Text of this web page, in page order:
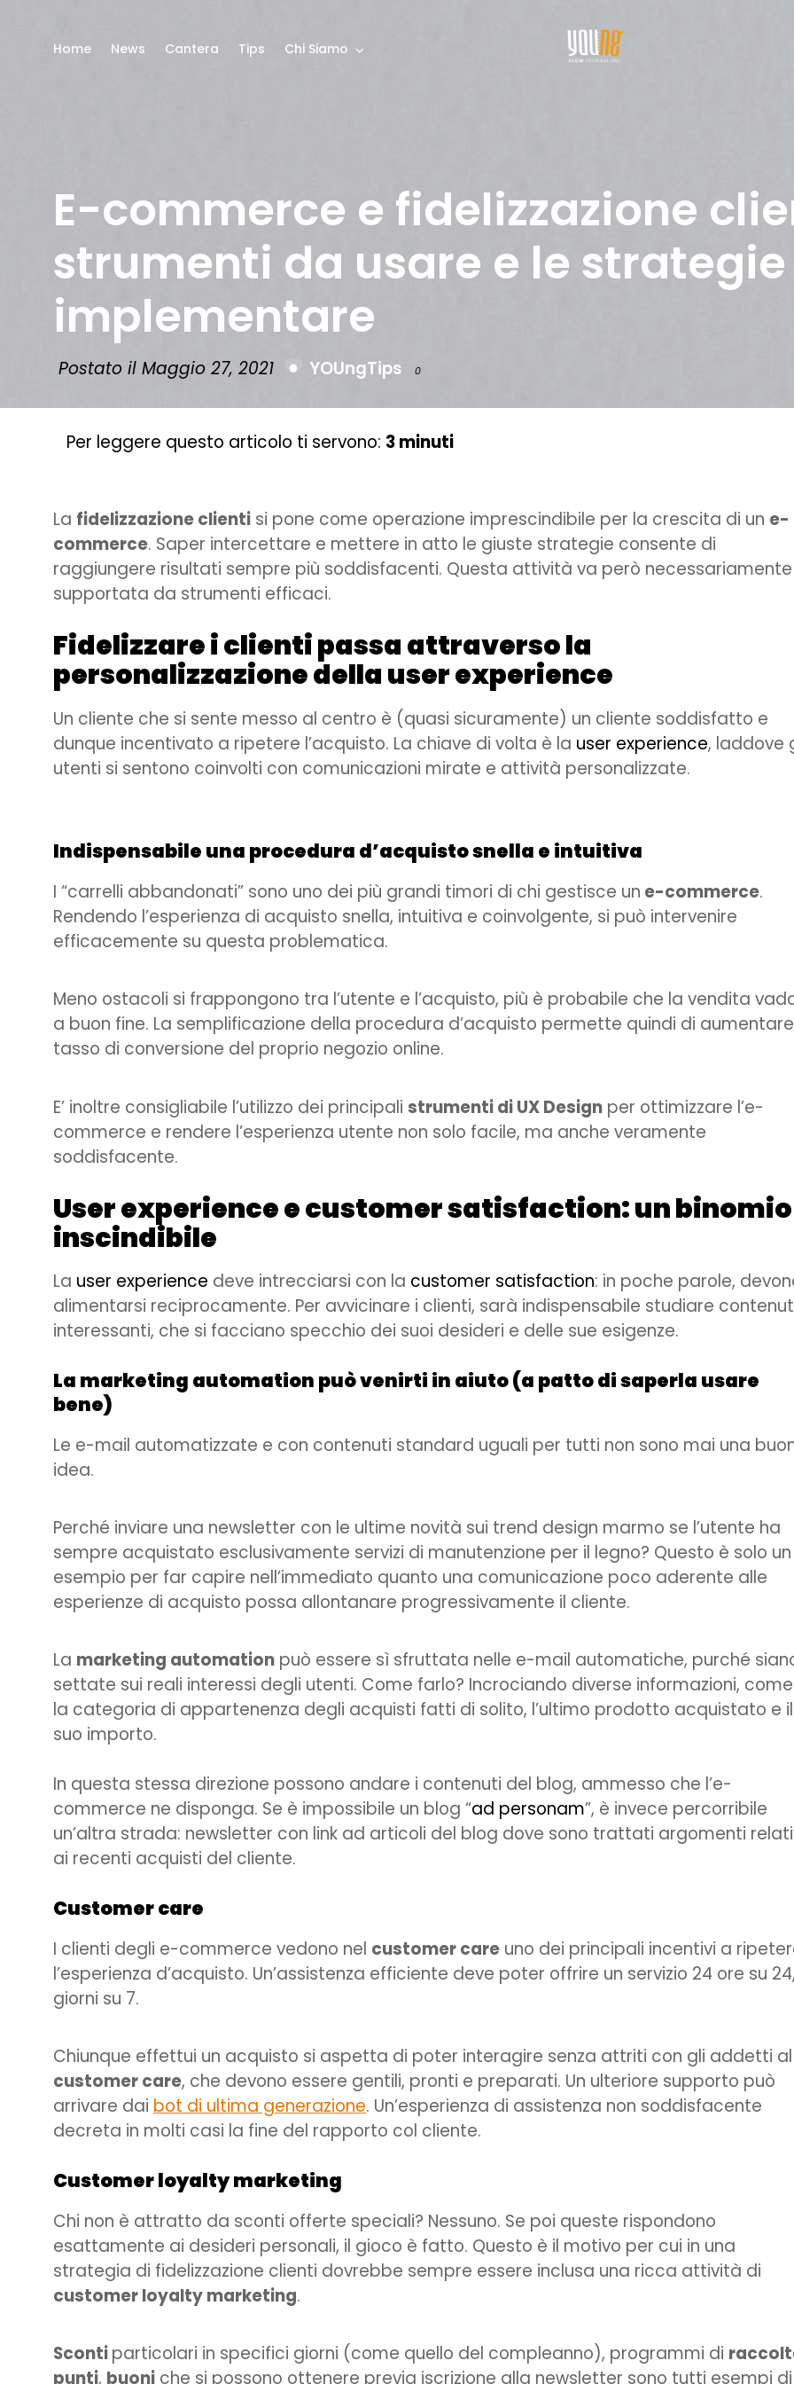
Home News Cantera Tips Chi Siamo
E-commerce e fidelizzazione
strumenti da usare e le
implementare
Postato il Maggio 27, 2021 YOUngTips 0
Per leggere questo articolo ti servono: 3 minuti
La fidelizzazione clienti si pone come operazione imprescindibile per la crescita di un e-
commerce. Saper intercettare e mettere in atto le giuste strategie consente di
raggiungere risultati sempre più soddisfacenti. Questa attività va però necessariamente
supportata da strumenti efficaci.
Fidelizzare i clienti passa attraverso la
personalizzazione della user experience
Un cliente che si sente messo al centro è (quasi sicuramente) un cliente soddisfatto e
dunque incentivato a ripetere l’acquisto. La chiave di volta è la user experience, laddove
utenti si sentono coinvolti con comunicazioni mirate e attività personalizzate.
Indispensabile una procedura d’acquisto snella e intuitiva
I “carrelli abbandonati” sono uno dei più grandi timori di chi gestisce un e-commerce.
Rendendo l’esperienza di acquisto snella, intuitiva e coinvolgente, si può intervenire
efficacemente su questa problematica.
Meno ostacoli si frappongono tra l’utente e l’acquisto, più è probabile che la vendita
a buon fine. La semplificazione della procedura d’acquisto permette quindi di
tasso di conversione del proprio negozio online.
E’ inoltre consigliabile l’utilizzo dei principali strumenti di UX Design per ottimizzare l’e-
commerce e rendere l’esperienza utente non solo facile, ma anche veramente
soddisfacente.
User experience e customer satisfaction: un binomio
inscindibile
La user experience deve intrecciarsi con la customer satisfaction: in poche parole,
alimentarsi reciprocamente. Per avvicinare i clienti, sarà indispensabile studiare
interessanti, che si facciano specchio dei suoi desideri e delle sue esigenze.
La marketing automation può venirti in aiuto (a patto di saperla usare
bene)
Le e-mail automatizzate e con contenuti standard uguali per tutti non sono mai una
idea.
Perché inviare una newsletter con le ultime novità sui trend design marmo se l’utente ha
sempre acquistato esclusivamente servizi di manutenzione per il legno? Questo è solo un
esempio per far capire nell’immediato quanto una comunicazione poco aderente alle
esperienze di acquisto possa allontanare progressivamente il cliente.
La marketing automation può essere sì sfruttata nelle e-mail automatiche, purché
settate sui reali interessi degli utenti. Come farlo? Incrociando diverse informazioni, come
la categoria di appartenenza degli acquisti fatti di solito, l’ultimo prodotto acquistato e il
suo importo.
In questa stessa direzione possono andare i contenuti del blog, ammesso che l’e-
commerce ne disponga. Se è impossibile un blog “ad personam”, è invece percorribile
un’altra strada: newsletter con link ad articoli del blog dove sono trattati argomenti
ai recenti acquisti del cliente.
Customer care
I clienti degli e-commerce vedono nel customer care uno dei principali incentivi a
l’esperienza d’acquisto. Un’assistenza efficiente deve poter offrire un servizio 24 ore su
giorni su 7.
Chiunque effettui un acquisto si aspetta di poter interagire senza attriti con gli addetti al
customer care, che devono essere gentili, pronti e preparati. Un ulteriore supporto può
arrivare dai bot di ultima generazione. Un’esperienza di assistenza non soddisfacente
decreta in molti casi la fine del rapporto col cliente.
Customer loyalty marketing
Chi non è attratto da sconti offerte speciali? Nessuno. Se poi queste rispondono
esattamente ai desideri personali, il gioco è fatto. Questo è il motivo per cui in una
strategia di fidelizzazione clienti dovrebbe sempre essere inclusa una ricca attività di
customer loyalty marketing.
Scontiparticolari in specifici giorni (come quello del compleanno), programmi di
punti, buoni che si possono ottenere previa iscrizione alla newsletter sono tutti esempi di